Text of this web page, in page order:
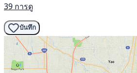
39 การดู
บันทึก